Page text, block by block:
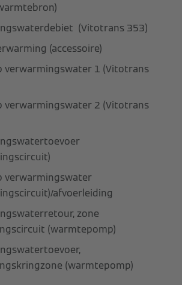
(Vitotrans 353)
(accessoire)
verwarmingswater 1 (Vitotrans
verwarmingswater 2 (Vitotrans
verwarmingswater
afvoerleiding
zone
(warmtepomp)
(warmtepomp)